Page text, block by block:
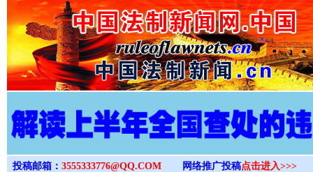
>
投稿邮箱： 3555333776@QQ.COM 网络推广投稿点击进入>>>